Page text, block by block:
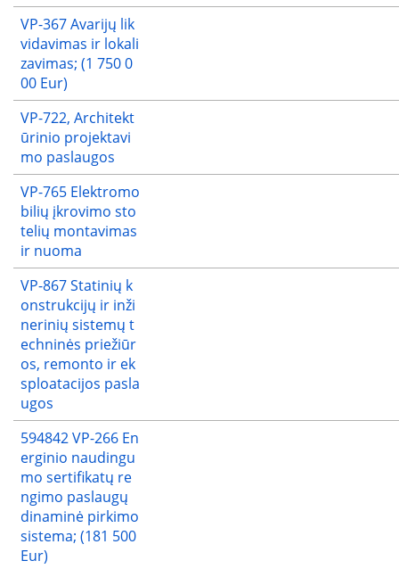
VP-367 Avarijų lik
vidavimas ir lokali
zavimas; (1 750 0
00 Eur)
VP-722, Architekt
ūrinio projektavi
mo paslaugos
VP-765 Elektromo
bilių įkrovimo sto
telių montavimas
ir nuoma
VP-867 Statinių k
onstrukcijų ir inži
nerinių sistemų t
echninės priežiūr
os, remonto ir ek
sploatacijos pasla
ugos
594842 VP-266 En
erginio naudingu
mo sertifikatų re
ngimo paslaugų
dinaminė pirkimo
sistema; (181 500
Eur)